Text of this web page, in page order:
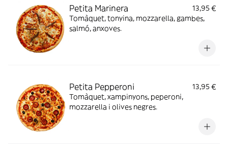
Petita Marinera
13,95 €
Tomàquet, tonyina, mozzarella, gambes,
salmó, anxoves.
Petita Pepperoni
13,95 €
Tomàquet, xampinyons, peperoni,
mozzarella i olives negres.